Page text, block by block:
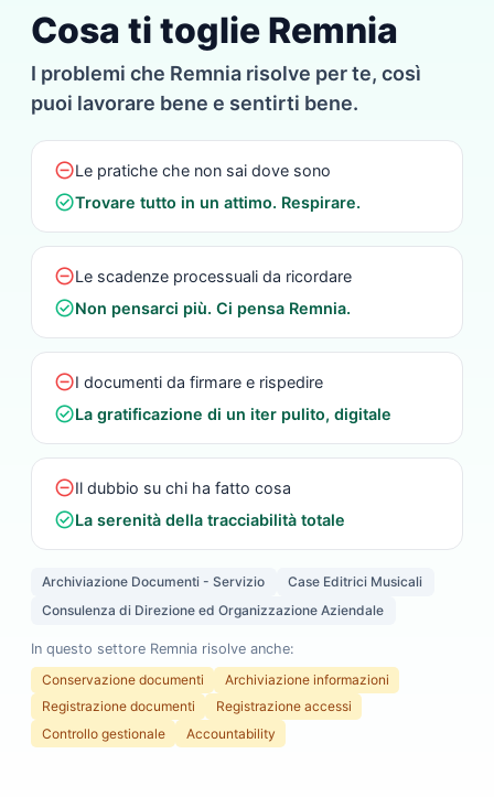
Cosa ti toglie Remnia
I problemi che Remnia risolve per te, così
puoi lavorare bene e sentirti bene.
do_not_disturb_onLe pratiche che non sai dove sono
check_circleTrovare tutto in un attimo. Respirare.
do_not_disturb_onLe scadenze processuali da ricordare
check_circleNon pensarci più. Ci pensa Remnia.
do_not_disturb_onI documenti da firmare e rispedire
check_circleLa gratificazione di un iter pulito, digitale
do_not_disturb_onIl dubbio su chi ha fatto cosa
check_circleLa serenità della tracciabilità totale
Archiviazione Documenti - Servizio
Case Editrici Musicali
Consulenza di Direzione ed Organizzazione Aziendale
In questo settore Remnia risolve anche:
Conservazione documenti
Archiviazione informazioni
Registrazione documenti
Registrazione accessi
Controllo gestionale
Accountability